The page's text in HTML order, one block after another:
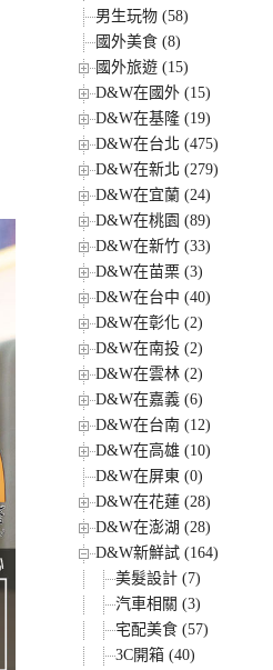
男生玩物 (58)
國外美食 (8)
國外旅遊 (15)
D&W在國外 (15)
D&W在基隆 (19)
D&W在台北 (475)
D&W在新北 (279)
D&W在宜蘭 (24)
D&W在桃園 (89)
D&W在新竹 (33)
D&W在苗栗 (3)
D&W在台中 (40)
D&W在彰化 (2)
D&W在南投 (2)
D&W在雲林 (2)
D&W在嘉義 (6)
D&W在台南 (12)
D&W在高雄 (10)
D&W在屏東 (0)
D&W在花蓮 (28)
D&W在澎湖 (28)
D&W新鮮試 (164)
美髮設計 (7)
汽車相關 (3)
宅配美食 (57)
3C開箱 (40)